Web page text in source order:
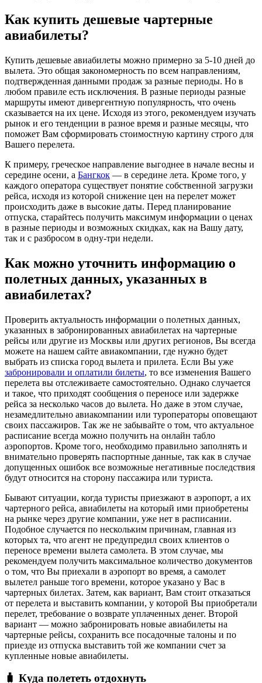
Как купить дешевые чартерные
авиабилеты?
Купить дешевые авиабилеты можно примерно за 5-10 дней до
вылета. Это общая закономерность по всем направлениям,
подтвержденная данными продаж за разные периоды. Но в
любом правиле есть исключения. В разные периоды разные
маршруты имеют дивергентную популярность, что очень
сказывается на их цене. Исходя из этого, рекомендуем изучать
рынок и его тенденции в разное время и разные месяцы, что
поможет Вам сформировать стоимостную картину строго для
Вашего перелета.
К примеру, греческое направление выгоднее в начале весны и
середине осени, а Бангкок — в середине лета. Кроме того, у
каждого оператора существует понятие собственной загрузки
рейса, исходя из которой снижение цен на перелет может
происходить даже в высокие даты. Перед планирование
отпуска, старайтесь получить максимум информации о ценах
в разные периоды и возможных скидках, как на Вашу дату,
так и с разбросом в одну-три недели.
Как можно уточнить информацию о
полетных данных, указанных в
авиабилетах?
Проверить актуальность информации о полетных данных,
указанных в забронированных авиабилетах на чартерные
рейсы или другие из Москвы или других регионов, Вы всегда
можете на нашем сайте авиакомпании, где нужно будет
выбрать из списка город вылета и прилета. Если Вы уже
забронировали и оплатили билеты, то все изменения Вашего
перелета вы отслеживаете самостоятельно. Однако случается
и такое, что приходят сообщения о переносе или задержке
рейса за несколько часов до вылета. Но даже в этом случае,
незамедлительно авиакомпании или туроператоры оповещают
своих пассажиров. Так же не забывайте о том, что актуальное
расписание всегда можно получить на онлайн табло
аэропортов. Кроме того, необходимо правильно заполнять и
внимательно проверять паспортные данные, так как в случае
допущенных ошибок все возможные негативные последствия
будут относится на сторону пассажира или туриста.
Бывают ситуации, когда туристы приезжают в аэропорт, а их
чартерного рейса, авиабилеты на который ими приобретены
на рынке через другие компании, уже нет в расписании.
Подобное случается по нескольким причинам, главная из
которых та, что агент не предупредил своих клиентов о
переносе времени вылета самолета. В этом случае, мы
рекомендуем получить максимальное количество документов
о том, что Вы приехали в аэропорт во время, а самолет
вылетел раньше того времени, которое указано у Вас в
чартерных билетах. Затем, как вариант, Вам стоит отказаться
от перелета и выставить компании, у которой Вы приобретали
перелет, требование о возврате уплаченных денег. Второй
вариант — можно забронировать новые авиабилеты на
чартерные рейсы, сохранить все посадочные талоны и по
приезде из отпуска выставить той же компании счет за
купленные новые авиабилеты.
🧳 Куда полететь отдохнуть